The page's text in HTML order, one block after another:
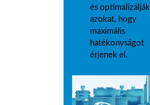
és optimalizálják
azokat, hogy
maximális
hatékonyságot
érjenek el.